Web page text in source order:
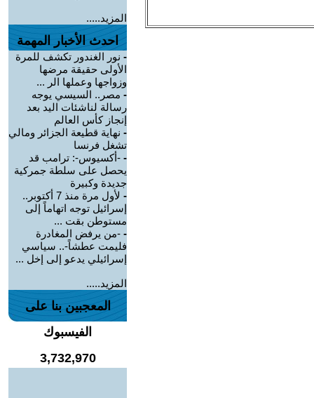
المزيد.....
احدث الأخبار المهمة
- نور الغندور تكشف للمرة
الأولى حقيقة مرضها
وزواجها وعملها الر ...
- مصر.. السيسي يوجه
رسالة لناشئات اليد بعد
إنجاز كأس العالم
- نهاية قطيعة الجزائر ومالي
تشغل فرنسا
- -أكسيوس-: ترامب قد
يحصل على سلطة جمركية
جديدة وكبيرة
-
لأول مرة منذ 7 أكتوبر..
إسرائيل توجه اتهاماً إلى
مستوطن بقت ...
- -من يرفض المغادرة
فليمت عطشاً-.. سياسي
إسرائيلي يدعو إلى إخل ...
المزيد.....
المعجبين بنا على
الفيسبوك
3,732,970